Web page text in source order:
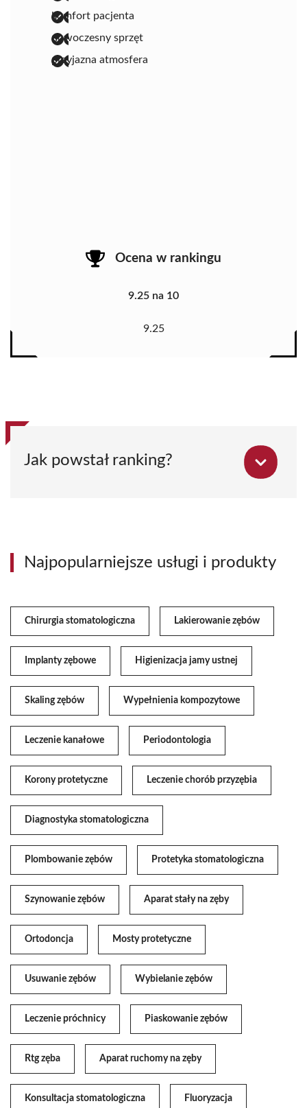
komfort pacjenta
nowoczesny sprzęt
przyjazna atmosfera
Ocena w rankingu
9.25 na 10
9.25
Jak powstał ranking?
Najpopularniejsze usługi i produkty
Chirurgia stomatologiczna Lakierowanie zębów
Implanty zębowe Higienizacja jamy ustnej
Skaling zębów Wypełnienia kompozytowe
Leczenie kanałowe Periodontologia
Korony protetyczne Leczenie chorób przyzębia
Diagnostyka stomatologiczna
Plombowanie zębów Protetyka stomatologiczna
Szynowanie zębów Aparat stały na zęby
Ortodoncja Mosty protetyczne
Usuwanie zębów Wybielanie zębów
Leczenie próchnicy Piaskowanie zębów
Rtg zęba Aparat ruchomy na zęby
Konsultacja stomatologiczna Fluoryzacja